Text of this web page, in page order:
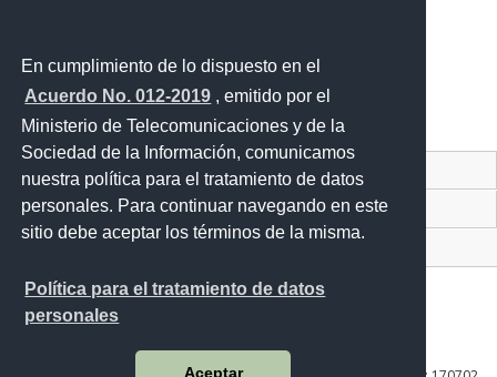
En cumplimiento de lo dispuesto en el
Acuerdo No. 012-2019 , emitido por el
Ministerio de Telecomunicaciones y de la
Sociedad de la Información, comunicamos
nuestra política para el tratamiento de datos
personales. Para continuar navegando en este
sitio debe aceptar los términos de la misma.
Política para el tratamiento de datos
personales
Aceptar
Contacto Ciudadano Digital
Portal Trámites Ciudadanos
Sistema Nacional de Información (SNI)
Av. Lira Ňan entre Amaru Ňan y Quitumbe Ñan